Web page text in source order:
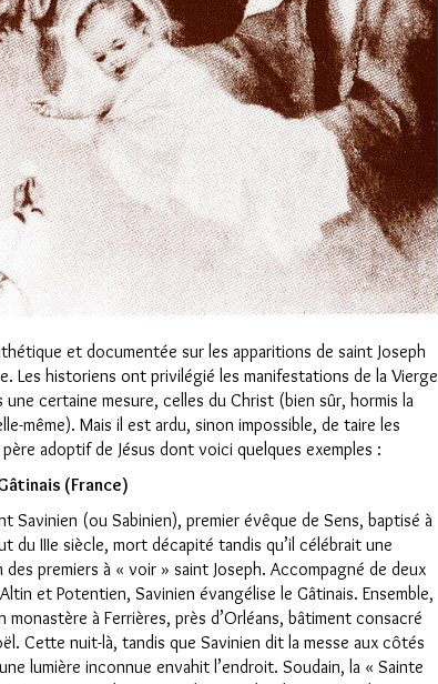
et documentée sur les apparitions de saint Joseph
Les historiens ont privilégié les manifestations de la Vierge
une certaine mesure, celles du Christ (bien sûr, hormis la
même). Mais il est ardu, sinon impossible, de taire les
adoptif de Jésus dont voici quelques exemples :
(France)
Savinien (ou Sabinien), premier évêque de Sens, baptisé à
du IIIe siècle, mort décapité tandis qu’il célébrait une
des premiers à « voir » saint Joseph. Accompagné de deux
et Potentien, Savinien évangélise le Gâtinais. Ensemble,
monastère à Ferrières, près d’Orléans, bâtiment consacré
Cette nuit-là, tandis que Savinien dit la messe aux côtés
lumière inconnue envahit l’endroit. Soudain, la « Sainte